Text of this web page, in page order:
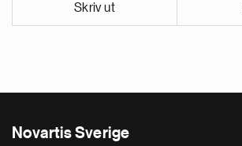
Skriv ut
Novartis Sverige